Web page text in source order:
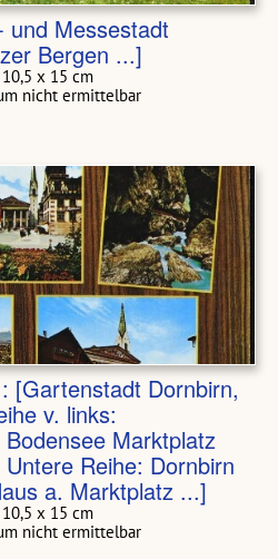
Messestadt
Bergen ...]
x 15 cm
nicht ermittelbar
[Gartenstadt Dornbirn,
v. links:
Marktplatz
Reihe: Dornbirn
a. Marktplatz ...]
x 15 cm
nicht ermittelbar